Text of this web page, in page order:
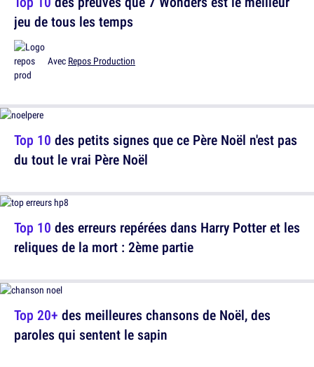
jeu de tous les temps
Avec Repos Production
Top 10 des erreurs repérées dans Harry Potter et les
reliques de la mort : 2ème partie
Top 10 des petits signes que ce Père Noël n'est pas
du tout le vrai Père Noël
Top 20+ des meilleures chansons de Noël, des
paroles qui sentent le sapin